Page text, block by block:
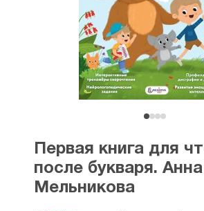
Первая книга для
после букваря. Анна
Мельникова